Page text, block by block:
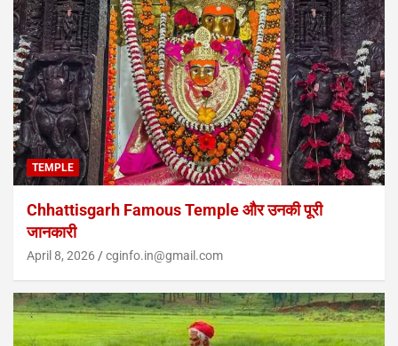
TEMPLE
Chhattisgarh Famous Temple और उनकी पूरी
जानकारी
April 8, 2026 cginfo.in@gmail.com